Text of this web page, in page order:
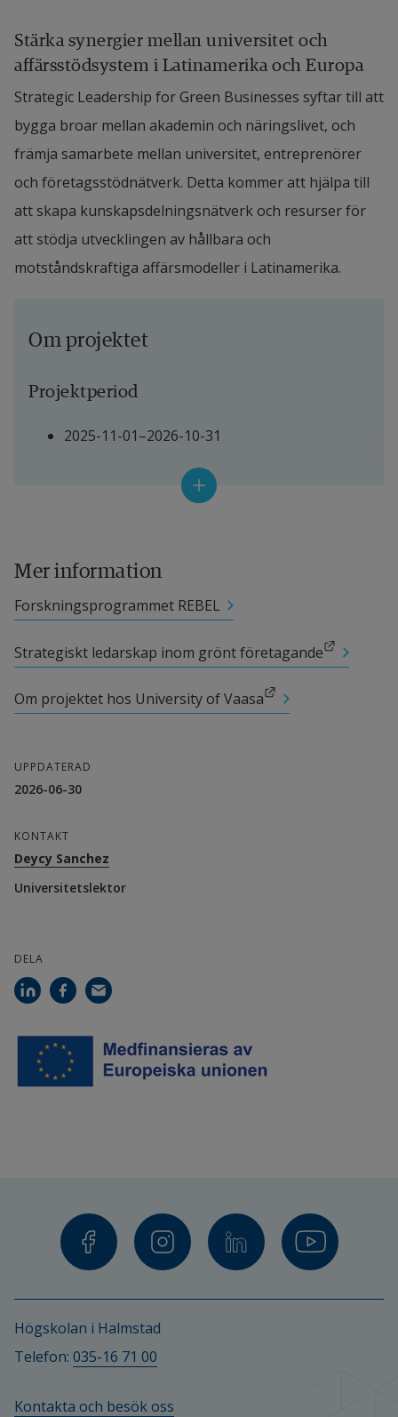
Stärka synergier mellan universitet och
affärsstödsystem i Latinamerika och Europa
Strategic Leadership for Green Businesses syftar till att
bygga broar mellan akademin och näringslivet, och
främja samarbete mellan universitet, entreprenörer
och företagsstödnätverk. Detta kommer att hjälpa till
att skapa kunskapsdelningsnätverk och resurser för
att stödja utvecklingen av hållbara och
motståndskraftiga affärsmodeller i Latinamerika.
Om projektet
Projektperiod
2025-11-01–2026-10-31
universitetslektor, Högskolan i Halmstad
Huvudprojektledare: Israel Griol Barres,
Universidad Politécnica de Valencia
Magnus Holmén, professor, Högskolan i
Samverkanspartner
Universidad Nacional del Sur
Universidad Nacional de San Martin
Universidad Nacional Abierta y a Distancia
Latam Connect
European Union – Erasmus+
Mer information
Forskningsprogrammet REBEL
Strategiskt ledarskap inom grönt företagande
Länk till annan webbplats.
Om projektet hos University of Vaasa
Länk till annan webbplats.
UPPDATERAD
2026-06-30
KONTAKT
Deycy Sanchez
Universitetslektor
DELA
Högskolan i Halmstad
Telefon: 035-16 71 00
Kontakta och besök oss